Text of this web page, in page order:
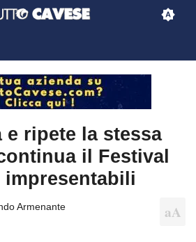
ripete la stessa
il Festival
Armenante